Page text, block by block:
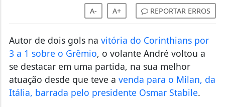
A- A+ REPORTAR ERROS
Autor de dois gols na vitória do Corinthians por
3 a 1 sobre o Grêmio, o volante André voltou a
se destacar em uma partida, na sua melhor
atuação desde que teve a venda para o Milan, da
Itália, barrada pelo presidente Osmar Stabile.